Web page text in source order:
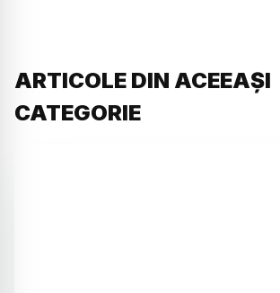
ARTICOLE DIN ACEEAȘI
CATEGORIE